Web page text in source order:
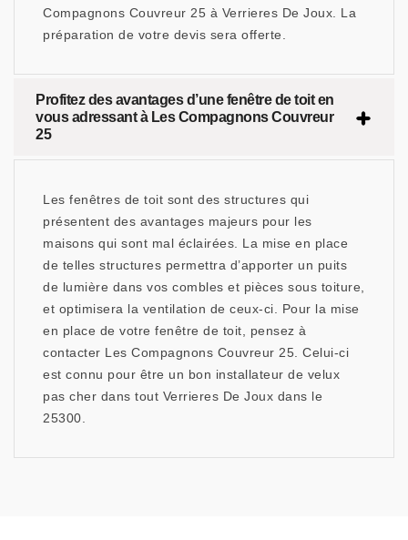
Compagnons Couvreur 25 à Verrieres De Joux. La
préparation de votre devis sera offerte.
Profitez des avantages d’une fenêtre de toit en
vous adressant à Les Compagnons Couvreur
25
Les fenêtres de toit sont des structures qui
présentent des avantages majeurs pour les
maisons qui sont mal éclairées. La mise en place
de telles structures permettra d’apporter un puits
de lumière dans vos combles et pièces sous toiture,
et optimisera la ventilation de ceux-ci. Pour la mise
en place de votre fenêtre de toit, pensez à
contacter Les Compagnons Couvreur 25. Celui-ci
est connu pour être un bon installateur de velux
pas cher dans tout Verrieres De Joux dans le
25300.